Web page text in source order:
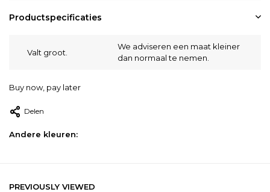
Productspecificaties
Valt groot.
We adviseren een maat kleiner
dan normaal te nemen.
Buy now, pay later
Delen
Andere kleuren:
PREVIOUSLY VIEWED